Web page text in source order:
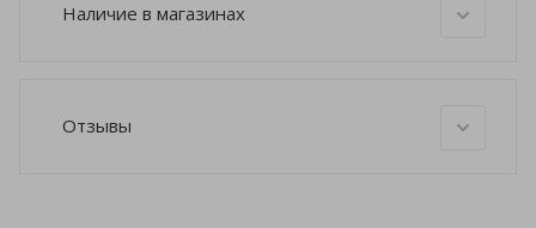
Наличие в магазинах
Отзывы